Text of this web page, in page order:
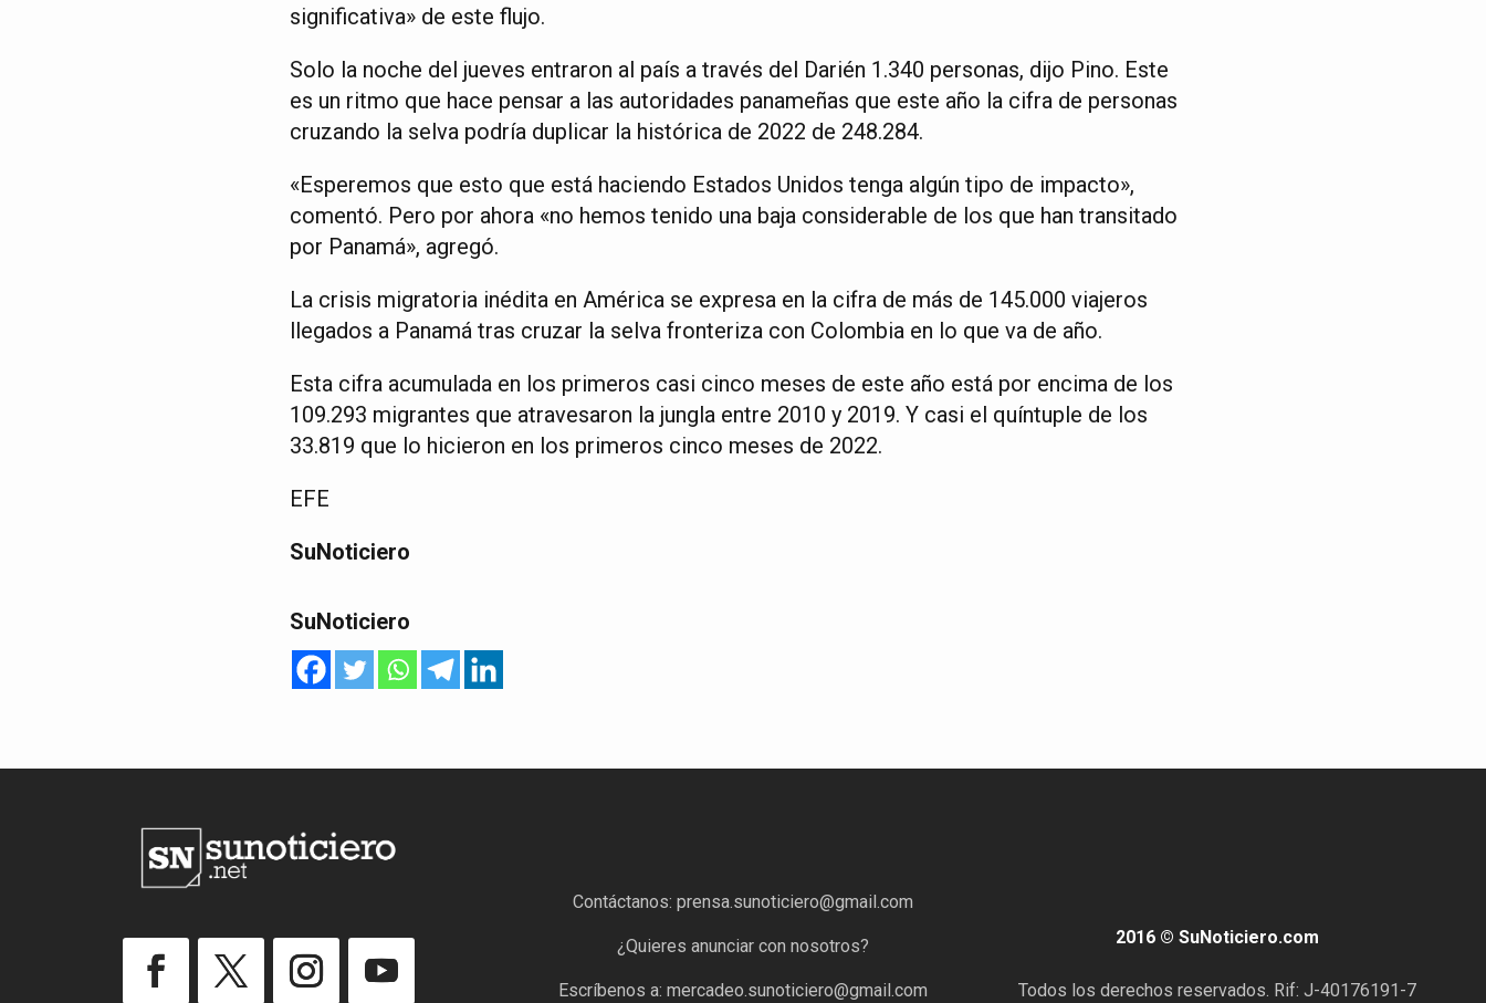
significativa» de este flujo.
Solo la noche del jueves entraron al país a través del Darién 1.340 personas, dijo Pino. Este
es un ritmo que hace pensar a las autoridades panameñas que este año la cifra de personas
cruzando la selva podría duplicar la histórica de 2022 de 248.284.
«Esperemos que esto que está haciendo Estados Unidos tenga algún tipo de impacto»,
comentó. Pero por ahora «no hemos tenido una baja considerable de los que han transitado
por Panamá», agregó.
La crisis migratoria inédita en América se expresa en la cifra de más de 145.000 viajeros
llegados a Panamá tras cruzar la selva fronteriza con Colombia en lo que va de año.
Esta cifra acumulada en los primeros casi cinco meses de este año está por encima de los
109.293 migrantes que atravesaron la jungla entre 2010 y 2019. Y casi el quíntuple de los
33.819 que lo hicieron en los primeros cinco meses de 2022.
EFE
SuNoticiero
SuNoticiero
Contáctanos: prensa.sunoticiero@gmail.com
¿Quieres anunciar con nosotros?
Escríbenos a: mercadeo.sunoticiero@gmail.com
2016 © SuNoticiero.com
Todos los derechos reservados. Rif: J-40176191-7